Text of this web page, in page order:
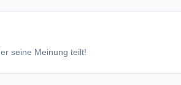
seine Meinung teilt!